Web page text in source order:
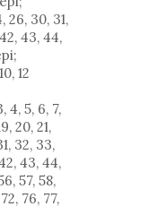
30, 31,
43, 44,
12
5, 6, 7,
20, 21,
32, 33,
43, 44,
57, 58,
76, 77,